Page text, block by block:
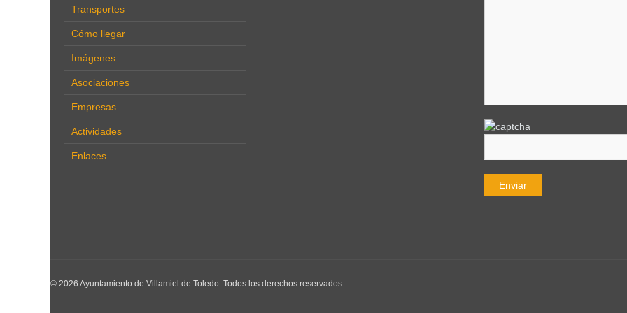
Transportes
Cómo llegar
Imágenes
Asociaciones
Empresas
Actividades
Enlaces
© 2026 Ayuntamiento de Villamiel de Toledo. Todos los derechos reservados.